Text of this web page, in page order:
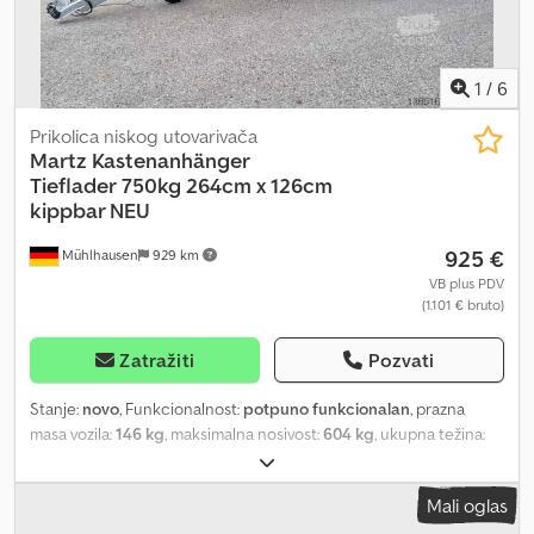
karike za vezivanje na ivici šasije... isključivo dostupno online!
Prodaja i telefonsko naručivanje u sledećim terminima: PON. - PET.
08.00 - 12.30 & 14.00 - 18.00 ili uvek preko trailer-shop 2314-1-PB30-
075-56-2 01.26
1 / 6
Mühlhausen 929 km
Prikolica niskog utovarivača
Martz Kastenanhänger
Tieflader750kg 264cm x 126cm
kippbar NEU
925 €
VB plus PDV
(1.101 € bruto)
Zatražiti Pozvati
Stanje: novo, Funkcionalnost: potpuno funkcionalan, prazna
masa vozila:146 kg, maksimalna nosivost:604 kg, ukupna težina:
1 osovina
2.640 mm, širina utovarnog prostora:1.260 mm, visina tovarnog
, Obim isporuke: 1x
Mali oglas